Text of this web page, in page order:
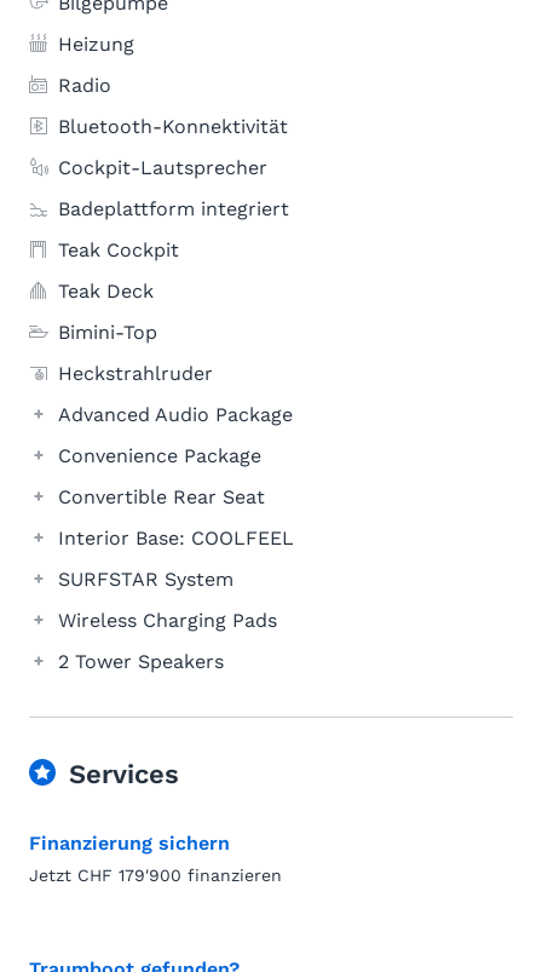
Heizung
Radio
Bluetooth-Konnektivität
Cockpit-Lautsprecher
Badeplattform integriert
Teak Cockpit
Teak Deck
Bimini-Top
Heckstrahlruder
Advanced Audio Package
Convenience Package
Convertible Rear Seat
Interior Base: COOLFEEL
SURFSTAR System
Wireless Charging Pads
2 Tower Speakers
Services
Finanzierung sichern
Jetzt CHF 179'900 finanzieren